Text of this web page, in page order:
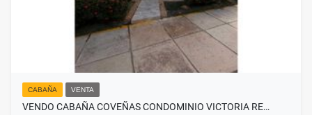
CABAÑA VENTA
VENDO CABAÑA COVEÑAS CONDOMINIO VICTORIA RE…